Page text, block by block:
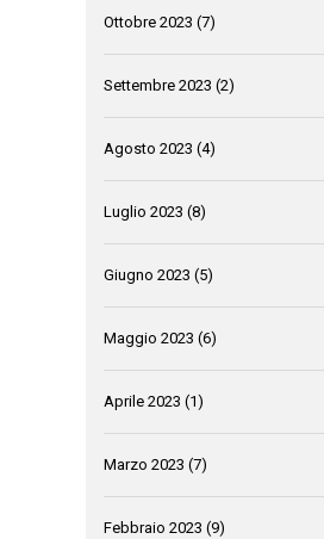
Ottobre 2023 (7)
Settembre 2023 (2)
Agosto 2023 (4)
Luglio 2023 (8)
Giugno 2023 (5)
Maggio 2023 (6)
Aprile 2023 (1)
Marzo 2023 (7)
Febbraio 2023 (9)